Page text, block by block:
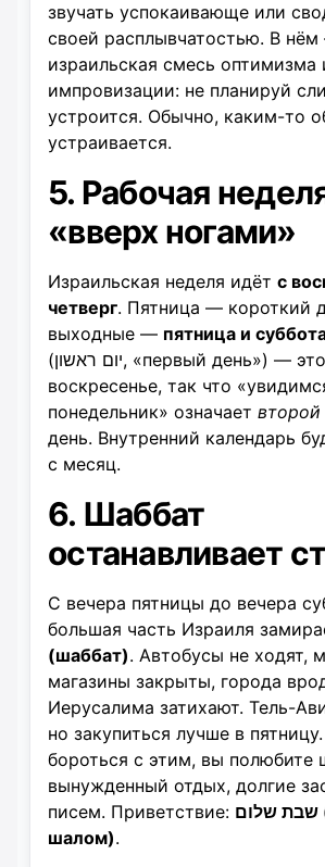
звучать успокаивающе или
своей расплывчатостью. В
израильская смесь оптимизма
импровизации: не планируй
устроится. Обычно, каким-то
устраивается.
5. Рабочая
«вверх ногами»
Израильская неделя идёт с
четверг. Пятница — короткий
выходные — пятница и
(יום ראשון, «первый день») — это
воскресенье, так что
понедельник» означает второй
день. Внутренний календарь
с месяц.
6. Шаббат
останавливает
С вечера пятницы до вечера
большая часть Израиля
(шаббат). Автобусы не ходят,
магазины закрыты, города
Иерусалима затихают. Тель-
но закупиться лучше в
бороться с этим, вы полюбите
вынужденный отдых, долгие
писем. Приветствие: שבת שלום (шаббат
шалом).